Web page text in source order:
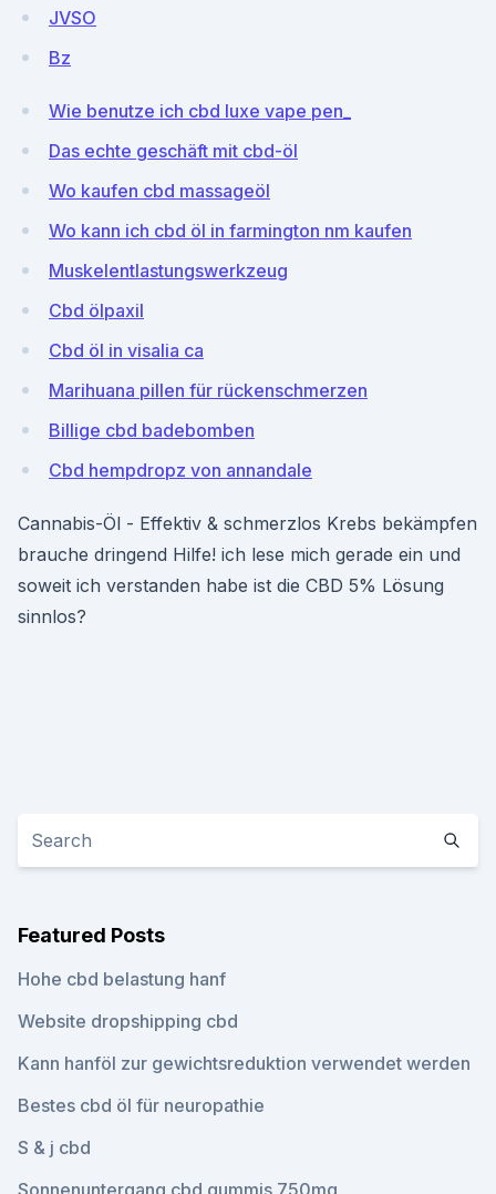
JVSO
Bz
Wie benutze ich cbd luxe vape pen_
Das echte geschäft mit cbd-öl
Wo kaufen cbd massageöl
Wo kann ich cbd öl in farmington nm kaufen
Muskelentlastungswerkzeug
Cbd ölpaxil
Cbd öl in visalia ca
Marihuana pillen für rückenschmerzen
Billige cbd badebomben
Cbd hempdropz von annandale
Cannabis-Öl - Effektiv & schmerzlos Krebs bekämpfen
brauche dringend Hilfe! ich lese mich gerade ein und
soweit ich verstanden habe ist die CBD 5% Lösung
sinnlos?
Featured Posts
Hohe cbd belastung hanf
Website dropshipping cbd
Kann hanföl zur gewichtsreduktion verwendet werden
Bestes cbd öl für neuropathie
S & j cbd
Sonnenuntergang cbd gummis 750mg